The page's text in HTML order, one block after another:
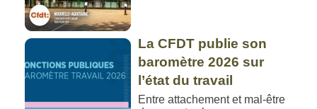
La CFDT publie son
baromètre 2026 sur
l’état du travail
Entre attachement et mal-être